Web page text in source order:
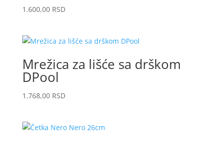
1.600,00RSD
Mrežica za lišće sa drškom
DPool
1.768,00RSD